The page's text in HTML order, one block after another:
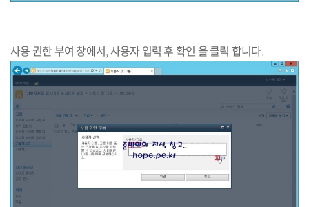
사용 권한 부여 창에서, 사용자 입력 후 확인 을 클릭 합니다.​